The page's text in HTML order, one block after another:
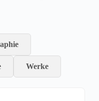
Werke